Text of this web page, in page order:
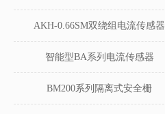
AKH-0.66SM双绕组电流传感器
智能型BA系列电流传感器
BM200系列隔离式安全栅